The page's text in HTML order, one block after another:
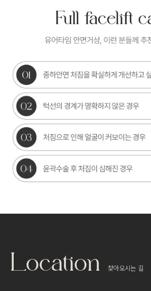
Location 찾아오시는 길